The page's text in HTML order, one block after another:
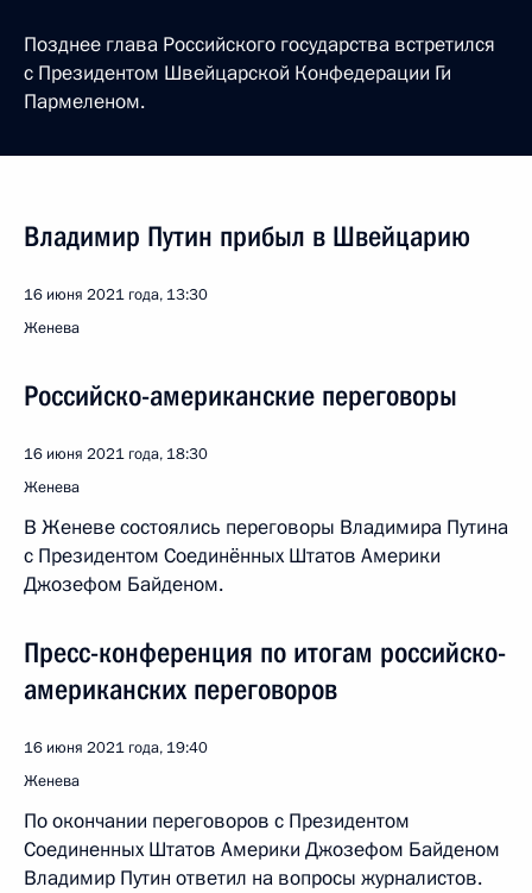
Позднее глава Российского государства встретился
с Президентом Швейцарской Конфедерации Ги
Пармеленом.
Владимир Путин прибыл в Швейцарию
16 июня 2021 года, 13:30
Женева
Российско-американские переговоры
16 июня 2021 года, 18:30
Женева
В Женеве состоялись переговоры Владимира Путина
с Президентом Соединённых Штатов Америки
Джозефом Байденом.
Пресс-конференция по итогам российско-
американских переговоров
16 июня 2021 года, 19:40
Женева
По окончании переговоров с Президентом
Соединенных Штатов Америки Джозефом Байденом
Владимир Путин ответил на вопросы журналистов.